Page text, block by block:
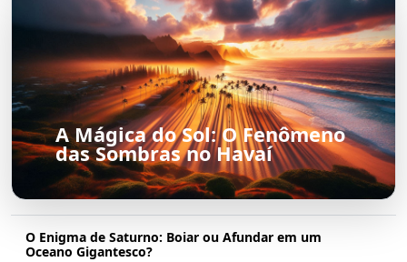
A Mágica do Sol: O Fenômeno
das Sombras no Havaí
O Enigma de Saturno: Boiar ou Afundar em um
Oceano Gigantesco?